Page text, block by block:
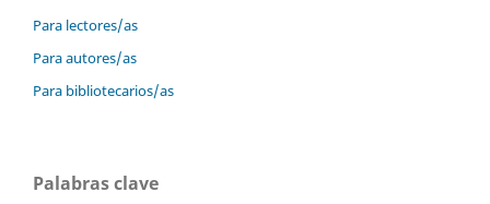
Para lectores/as
Para autores/as
Para bibliotecarios/as
Palabras clave